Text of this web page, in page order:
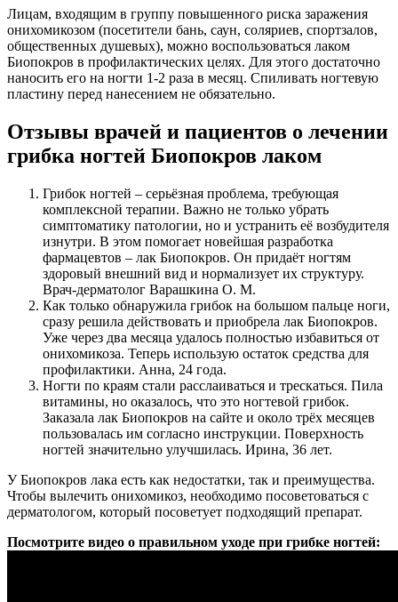
Лицам, входящим в группу повышенного риска заражения
онихомикозом (посетители бань, саун, соляриев, спортзалов,
общественных душевых), можно воспользоваться лаком
Биопокров в профилактических целях. Для этого достаточно
наносить его на ногти 1-2 раза в месяц. Спиливать ногтевую
пластину перед нанесением не обязательно.
Отзывы врачей и пациентов о лечении
грибка ногтей Биопокров лаком
Грибок ногтей – серьёзная проблема, требующая
комплексной терапии. Важно не только убрать
симптоматику патологии, но и устранить её возбудителя
изнутри. В этом помогает новейшая разработка
фармацевтов – лак Биопокров. Он придаёт ногтям
здоровый внешний вид и нормализует их структуру.
Врач-дерматолог Варашкина О. М.
Как только обнаружила грибок на большом пальце ноги,
сразу решила действовать и приобрела лак Биопокров.
Уже через два месяца удалось полностью избавиться от
онихомикоза. Теперь использую остаток средства для
профилактики. Анна, 24 года.
Ногти по краям стали расслаиваться и трескаться. Пила
витамины, но оказалось, что это ногтевой грибок.
Заказала лак Биопокров на сайте и около трёх месяцев
пользовалась им согласно инструкции. Поверхность
ногтей значительно улучшилась. Ирина, 36 лет.
У Биопокров лака есть как недостатки, так и преимущества.
Чтобы вылечить онихомикоз, необходимо посоветоваться с
дерматологом, который посоветует подходящий препарат.
Посмотрите видео о правильном уходе при грибке ногтей: